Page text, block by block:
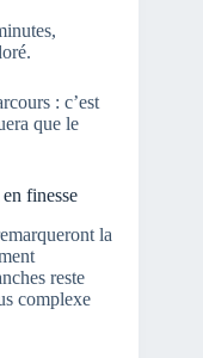
: c’est
que le
finesse
la
reste
complexe